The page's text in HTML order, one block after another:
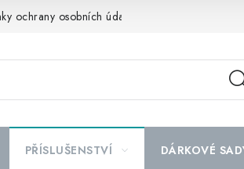
ochrany osobních údajů
PŘÍSLUŠENSTVÍ DÁRKOVÉ